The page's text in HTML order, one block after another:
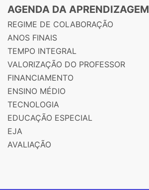
AGENDA DA APRENDIZAGEM
REGIME DE COLABORAÇÃO
ANOS FINAIS
TEMPO INTEGRAL
VALORIZAÇÃO DO PROFESSOR
FINANCIAMENTO
ENSINO MÉDIO
TECNOLOGIA
EDUCAÇÃO ESPECIAL
EJA
AVALIAÇÃO